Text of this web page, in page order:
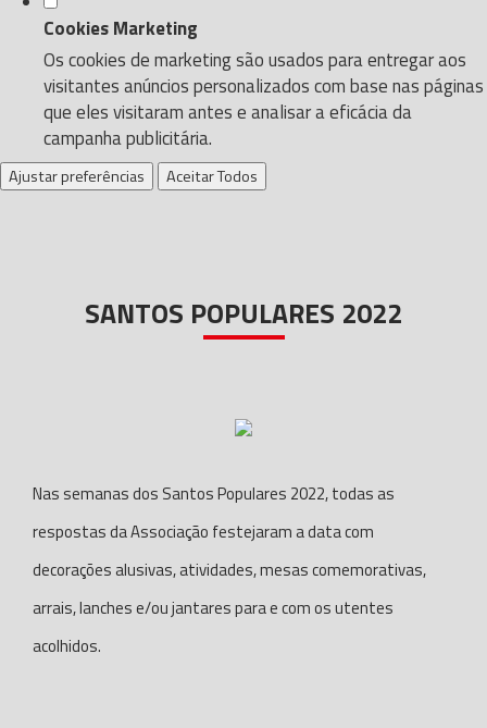
Cookies Marketing
Os cookies de marketing são usados para entregar aos
visitantes anúncios personalizados com base nas páginas
que eles visitaram antes e analisar a eficácia da
campanha publicitária.
Ajustar preferências Aceitar Todos
SANTOS POPULARES 2022
Nas semanas dos Santos Populares 2022, todas as
respostas da Associação festejaram a data com
decorações alusivas, atividades, mesas comemorativas,
arrais, lanches e/ou jantares para e com os utentes
acolhidos.